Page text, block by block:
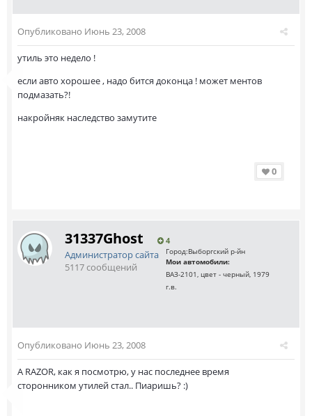
Опубликовано Июнь 23, 2008
утиль это недело !
если авто хорошее , надо бится доконца ! может ментов
подмазать?!
накройняк наследство замутите
0
31337Ghost 4
Администратор сайта
5117 сообщений
Город:Выборгский р-йн
Мои автомобили:
ВАЗ-2101, цвет - черный, 1979
г.в.
Опубликовано Июнь 23, 2008
А RAZOR, как я посмотрю, у нас последнее время
сторонником утилей стал.. Пиаришь? :)